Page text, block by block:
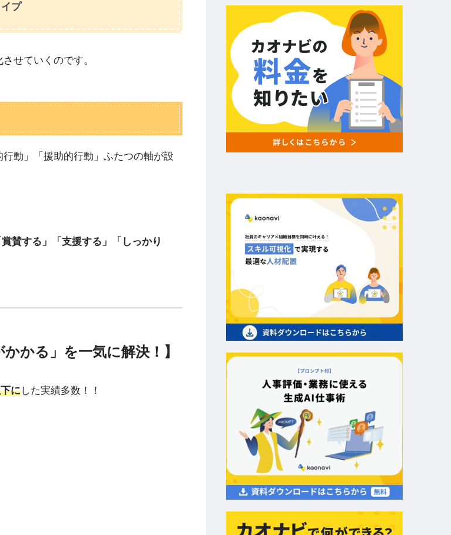
プ
せていくのです。
動」「援助的行動」ふたつの軸が設
賛する」「支援する」「しっかり
かる」を一気に解決！】
にした実績多数！！